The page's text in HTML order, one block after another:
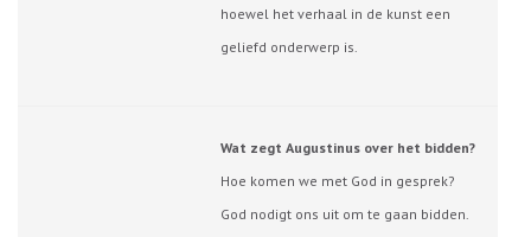
hoewel het verhaal in de kunst een
geliefd onderwerp is.
Wat zegt Augustinus over het bidden?
Hoe komen we met God in gesprek?
God nodigt ons uit om te gaan bidden.